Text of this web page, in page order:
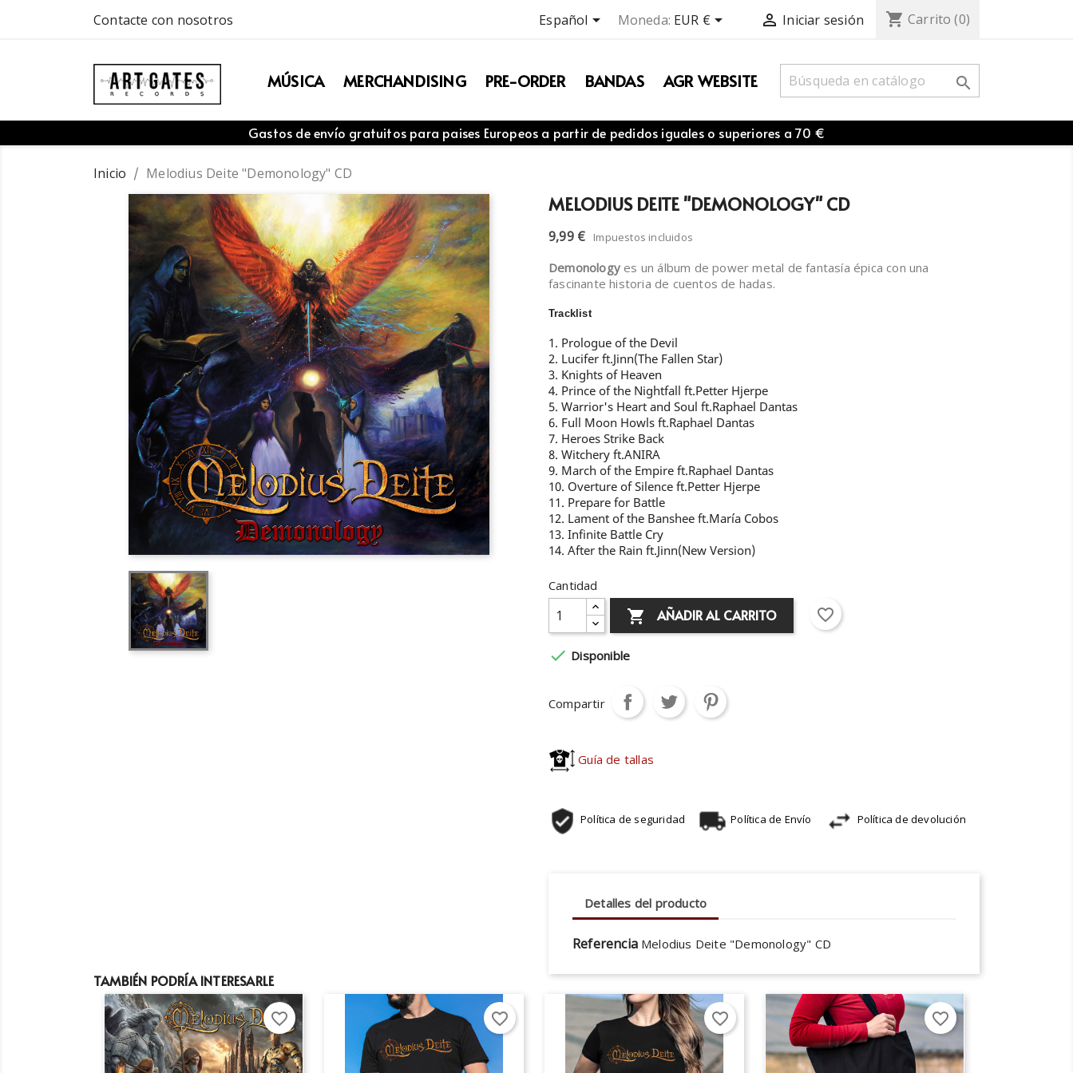
Contacte con nosotros Español Moneda: EUR €  Iniciar sesión shopping_cart Carrito (0)
MÚSICA MERCHANDISING PRE-ORDER BANDAS AGR WEBSITE 
Gastos de envío gratuitos para paises Europeos a partir de pedidos iguales o superiores a 70 €
Inicio Melodius Deite "Demonology" CD
MELODIUS DEITE "DEMONOLOGY" CD
9,99 € Impuestos incluidos
Demonology es un álbum de power metal de fantasía épica con una
fascinante historia de cuentos de hadas.
Tracklist
1. Prologue of the Devil
2. Lucifer ft.Jinn(The Fallen Star)
3. Knights of Heaven
4. Prince of the Nightfall ft.Petter Hjerpe
5. Warrior's Heart and Soul ft.Raphael Dantas
6. Full Moon Howls ft.Raphael Dantas
7. Heroes Strike Back
8. Witchery ft.ANIRA
9. March of the Empire ft.Raphael Dantas
10. Overture of Silence ft.Petter Hjerpe
11. Prepare for Battle
12. Lament of the Banshee ft.María Cobos
13. Infinite Battle Cry
14. After the Rain ft.Jinn(New Version)
Cantidad
 AÑADIR AL CARRITO favorite_border
 Disponible
Compartir
Guía de tallas
Política de seguridad Política de Envío Política de devolución
Detalles del producto
Referencia Melodius Deite "Demonology" CD
TAMBIÉN PODRÍA INTERESARLE
favorite_border favorite_border favorite_border favorite_border